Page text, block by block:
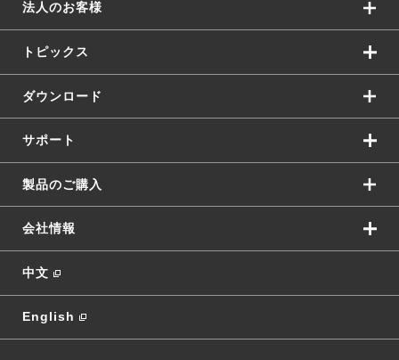
法人のお客様
トピックス
ダウンロード
サポート
製品のご購入
会社情報
中文
English